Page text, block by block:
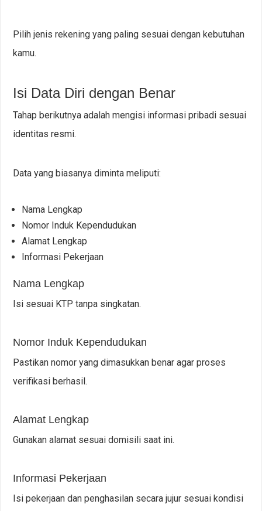
Pilih jenis rekening yang paling sesuai dengan kebutuhan
kamu.
Isi Data Diri dengan Benar
Tahap berikutnya adalah mengisi informasi pribadi sesuai
identitas resmi.
Data yang biasanya diminta meliputi:
Nama Lengkap
Nomor Induk Kependudukan
Alamat Lengkap
Informasi Pekerjaan
Nama Lengkap
Isi sesuai KTP tanpa singkatan.
Nomor Induk Kependudukan
Pastikan nomor yang dimasukkan benar agar proses
verifikasi berhasil.
Alamat Lengkap
Gunakan alamat sesuai domisili saat ini.
Informasi Pekerjaan
Isi pekerjaan dan penghasilan secara jujur sesuai kondisi